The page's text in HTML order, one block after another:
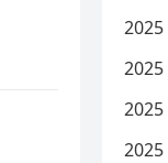
2025
2025
2025
2025